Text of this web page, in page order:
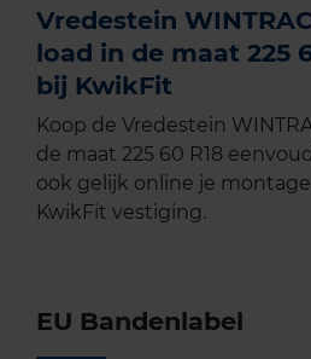
Vredestein
load in de maat 225
bij KwikFit
Koop de Vredestein
de maat 225 60 R18
ook gelijk online je
KwikFit vestiging.
EU Bandenlabel